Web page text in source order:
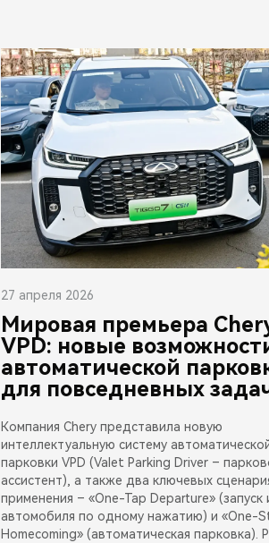
27 апреля 2026
Мировая премьера
VPD: новые
автоматической
для повседневных
Компания Chery представила новую
интеллектуальную систему
парковки VPD (Valet Parking Driver –
ассистент), а также два ключевых
применения – «One-Tap Departure» (запуск
автомобиля по одному нажатию) и «One-
Homecoming» (автоматическая парковка).